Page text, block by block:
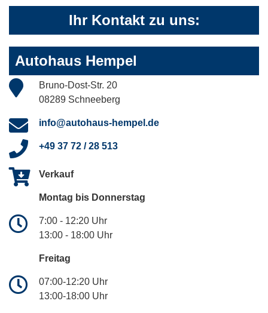
Ihr Kontakt zu uns:
Autohaus Hempel
Bruno-Dost-Str. 20
08289 Schneeberg
info@autohaus-hempel.de
+49 37 72 / 28 513
Verkauf
Montag bis Donnerstag
7:00 - 12:20 Uhr
13:00 - 18:00 Uhr
Freitag
07:00-12:20 Uhr
13:00-18:00 Uhr